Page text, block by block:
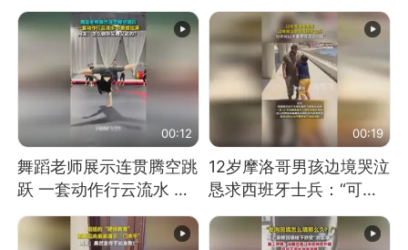
00:12
舞蹈老师展示连贯腾空跳
跃 一套动作行云流水 节
奏感拉满 网友：怎么做
到又舞又武的？
00:19
12岁摩洛哥男孩边境哭泣
恳求西班牙士兵：“可不
可以不要把我遣返回国”